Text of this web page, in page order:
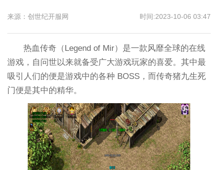
来源：创世纪开服网 时间:2023-10-06 03:47
热血传奇（Legend of Mir）是一款风靡全球的在线
游戏，自问世以来就备受广大游戏玩家的喜爱。其中最
吸引人们的便是游戏中的各种 BOSS，而传奇猪九生死
门便是其中的精华。